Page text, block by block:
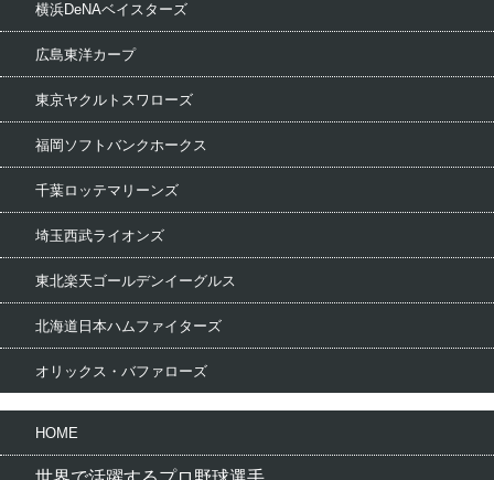
横浜DeNAベイスターズ
広島東洋カープ
東京ヤクルトスワローズ
福岡ソフトバンクホークス
千葉ロッテマリーンズ
埼玉西武ライオンズ
東北楽天ゴールデンイーグルス
北海道日本ハムファイターズ
オリックス・バファローズ
HOME